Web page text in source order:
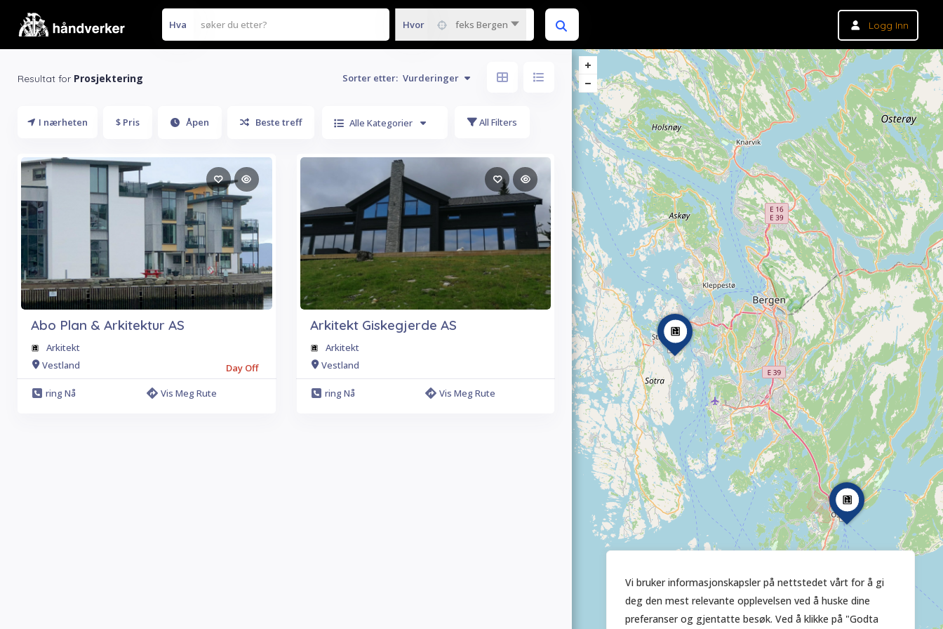
Vi bruker informasjonskapsler på nettstedet vårt for å gi
deg den mest relevante opplevelsen ved å huske dine
preferanser og gjentatte besøk. Ved å klikke på "Godta
Hva Hvor feks Bergen Logg Inn
Resultat for Prosjektering Sorter etter: Vurderinger
I nærheten $ Pris Åpen Beste treff Alle Kategorier All Filters
Abo Plan & Arkitektur AS
Arkitekt
Vestland
Day Off
ring Nå
Vis Meg Rute
Arkitekt Giskegjerde AS
Arkitekt
Vestland
ring Nå Vis Meg Rute